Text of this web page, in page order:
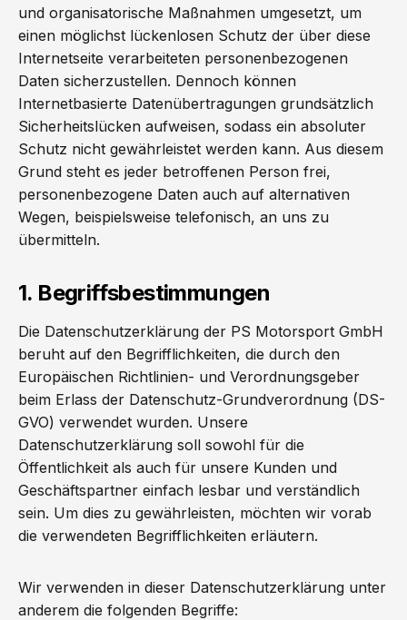
und organisatorische Maßnahmen umgesetzt, um
einen möglichst lückenlosen Schutz der über diese
Internetseite verarbeiteten personenbezogenen
Daten sicherzustellen. Dennoch können
Internetbasierte Datenübertragungen grundsätzlich
Sicherheitslücken aufweisen, sodass ein absoluter
Schutz nicht gewährleistet werden kann. Aus diesem
Grund steht es jeder betroffenen Person frei,
personenbezogene Daten auch auf alternativen
Wegen, beispielsweise telefonisch, an uns zu
übermitteln.
1. Begriffsbestimmungen
Die Datenschutzerklärung der PS Motorsport GmbH
beruht auf den Begrifflichkeiten, die durch den
Europäischen Richtlinien- und Verordnungsgeber
beim Erlass der Datenschutz-Grundverordnung (DS-
GVO) verwendet wurden. Unsere
Datenschutzerklärung soll sowohl für die
Öffentlichkeit als auch für unsere Kunden und
Geschäftspartner einfach lesbar und verständlich
sein. Um dies zu gewährleisten, möchten wir vorab
die verwendeten Begrifflichkeiten erläutern.
Wir verwenden in dieser Datenschutzerklärung unter
anderem die folgenden Begriffe: